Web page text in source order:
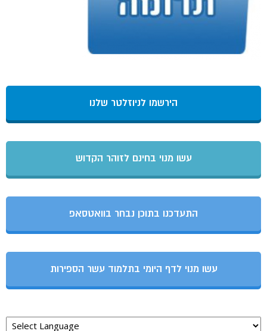
הירשמו לניוזלטר שלנו
עשו מנוי בחינם לזוהר הקדוש
התעדכנו בתוכן נבחר בוואטסאפ
עשו מנוי לדף היומי בתלמוד עשר הספירות